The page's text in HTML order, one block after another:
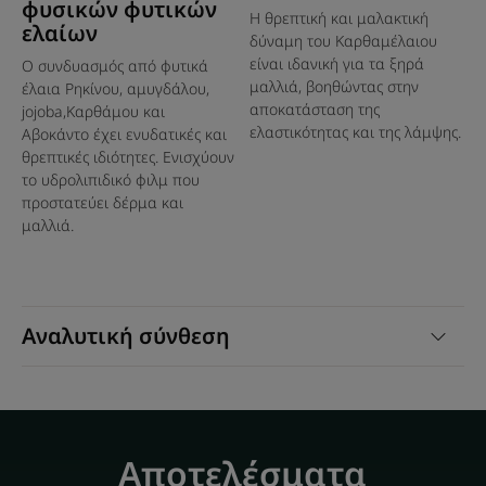
Χρήσιμο tip : ως εντατική
θεραπεία, εφαρμόστε το έλαιο
στα μαλλιά και τυλίξτε τα με
μια ζεστή πετσέτα ή αφήστε το
κατά τη διάρκεια της νύχτας
για να θρέψετε εντατικά τα
μαλλιά πριν το λούσιμο.
φροντίδα, την απόλαυση και την ανάδειξη της ομορφιάς
από Jojoba και αβοκάντο.
Αναλυτική σύνθεση
φυσικών φυτικών
ελαίων
Ο συνδυασμός από φυτικά
έλαια Ρηκίνου, αμυγδάλου,
jojoba,Καρθάμου και
Αβοκάντο έχει ενυδατικές και
θρεπτικές ιδιότητες. Ενισχύουν
το υδρολιπιδικό φιλμ που
προστατεύει δέρμα και
μαλλιά.
Η θρεπτική και μαλακτική
δύναμη του Καρθαμέλαιου
είναι ιδανική για τα ξηρά
μαλλιά, βοηθώντας στην
αποκατάσταση της
ελαστικότητας και της λάμψης.
Αποτελέσματα